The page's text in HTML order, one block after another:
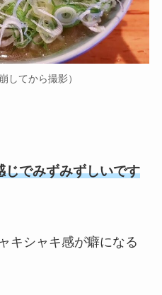
してから撮影）
じでみずみずしいです
キシャキ感が癖になる